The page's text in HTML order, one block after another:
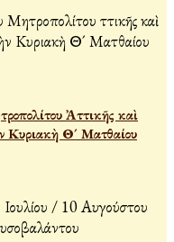
Ἀττικῆς καὶ
Κυριακὴ Θ´ Ματθαίου